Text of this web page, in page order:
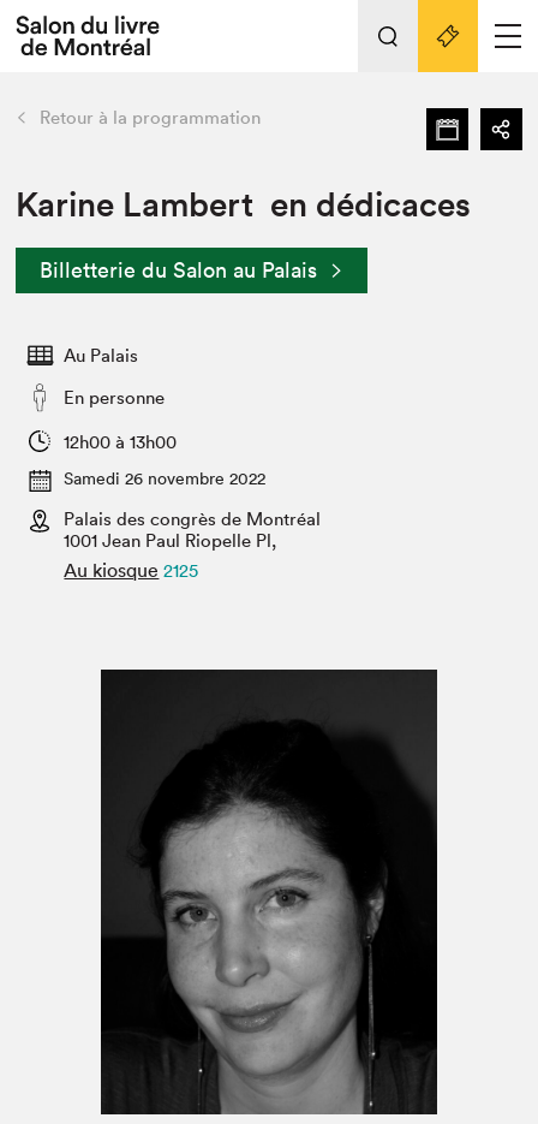
Espace exposant⋅e⋅s
Espace enseignant·e·s
Espace médias
L'événement
Préparer sa visite au Salon
Actualités
SLM PRO
retour Nos activités
Préparer sa visite
Salon dans la ville et en ligne
Projets partenaires
Liens pratiques
Retour à la programmation
Karine Lambert en dédicaces
Billetterie du Salon au Palais
Au Palais
En personne
12h00 à 13h00
Samedi 26 novembre 2022
Palais des congrès de Montréal
1001 Jean Paul Riopelle Pl,
Au kiosque 2125